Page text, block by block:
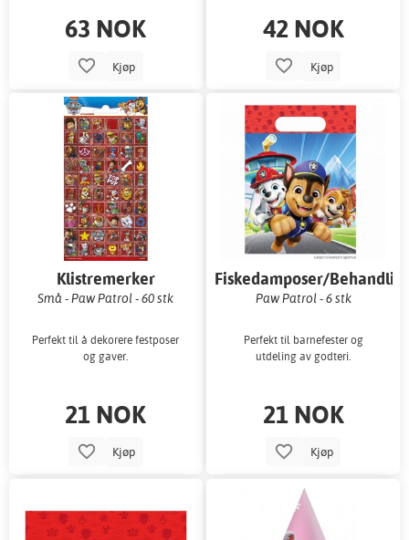
63 NOK
Kjøp
42 NOK
Kjøp
Klistremerker
Små - Paw Patrol - 60 stk
Perfekt til å dekorere festposer
og gaver.
21 NOK
Kjøp
Fiskedamposer/
Paw Patrol - 6 stk
Perfekt til barnefester og
utdeling av godteri.
21 NOK
Kjøp